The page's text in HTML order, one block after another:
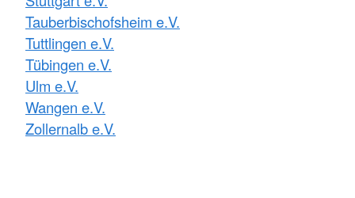
Tauberbischofsheim e.V.
Tuttlingen e.V.
Tübingen e.V.
Ulm e.V.
Wangen e.V.
Zollernalb e.V.